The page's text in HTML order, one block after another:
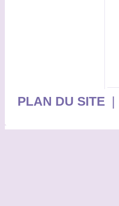
PLAN DU SITE|